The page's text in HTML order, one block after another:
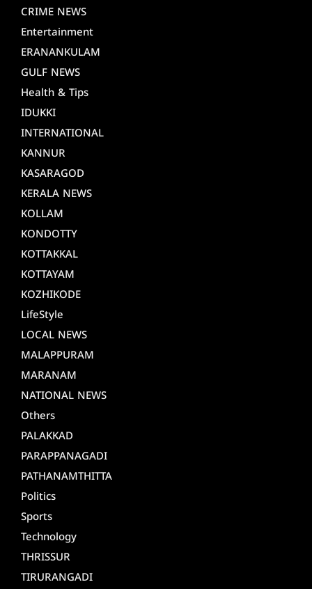
CRIME NEWS
Entertainment
ERANANKULAM
GULF NEWS
Health & Tips
IDUKKI
INTERNATIONAL
KANNUR
KASARAGOD
KERALA NEWS
KOLLAM
KONDOTTY
KOTTAKKAL
KOTTAYAM
KOZHIKODE
LifeStyle
LOCAL NEWS
MALAPPURAM
MARANAM
NATIONAL NEWS
Others
PALAKKAD
PARAPPANAGADI
PATHANAMTHITTA
Politics
Sports
Technology
THRISSUR
TIRURANGADI